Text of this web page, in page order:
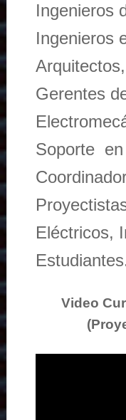
Ingenieros
Ingenieros
Gerentes
Soporte en
Eléctricos,
Video